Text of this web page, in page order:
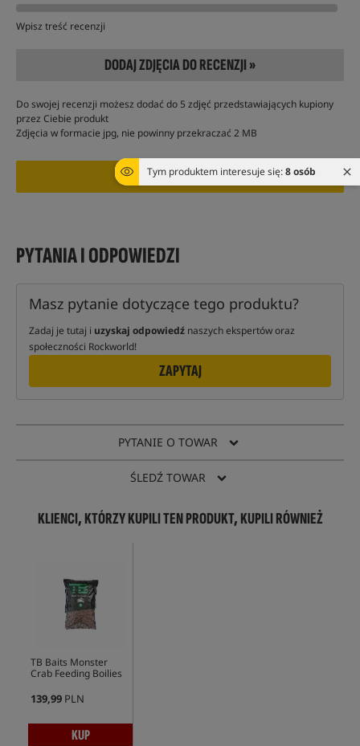
Tym produktem interesuje się:8 osób
Wpisz treść recenzji
DODAJ ZDJĘCIA DO RECENZJI »
Do swojej recenzji możesz dodać do 5 zdjęć przedstawiających kupiony
przez Ciebie produkt
Zdjęcia w formacie jpg, nie powinny przekraczać 2 MB
PYTANIA I ODPOWIEDZI
Masz pytanie dotyczące tego produktu?
Zadaj je tutaj i uzyskaj odpowiedź naszych ekspertów oraz
społeczności Rockworld!
ZAPYTAJ
PYTANIE O TOWAR
ŚLEDŹ TOWAR
KLIENCI, KTÓRZY KUPILI TEN PRODUKT, KUPILI RÓWNIEŻ
TB Baits Monster
Crab Feeding Boilies
139,99 PLN
KUP